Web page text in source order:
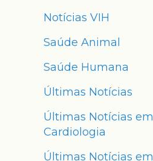
Notícias VIH
Saúde Animal
Saúde Humana
Últimas Notícias
Últimas Notícias em
Cardiologia
Últimas Notícias em